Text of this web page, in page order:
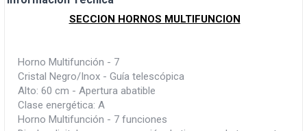
SECCION HORNOS MULTIFUNCION
Horno Multifunción - 7
Cristal Negro/Inox - Guía telescópica
Alto: 60 cm - Apertura abatible
Clase energética: A
Horno Multifunción - 7 funciones